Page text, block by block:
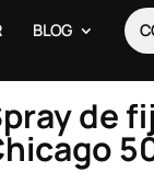
BLOG
de